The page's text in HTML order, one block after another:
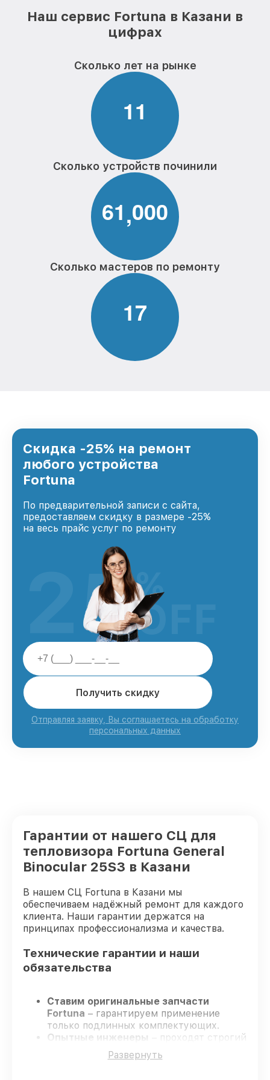
Наш сервис Fortuna в Казани в
цифрах
Сколько лет на рынке
11
Сколько устройств починили
61,000
Сколько мастеров по ремонту
17
Скидка -25% на ремонт
любого устройства
Fortuna
По предварительной записи с сайта,
предоставляем скидку в размере -25%
на весь прайс услуг по ремонту
Получить скидку
Отправляя заявку, Вы соглашаетесь на обработку
персональных данных
25%
OFF
Гарантии от нашего СЦ для
тепловизора Fortuna General
Binocular 25S3 в Казани
В нашем СЦ Fortuna в Казани мы
обеспечиваем надёжный ремонт для каждого
клиента. Наши гарантии держатся на
принципах профессионализма и качества.
Технические гарантии и наши
обязательства
Ставим оригинальные запчасти
Fortuna – гарантируем применение
только подлинных комплектующих.
Опытные инженеры
– проходят строгий
отбор, что обеспечивает надёжную
работу устройства после ремонта.
Развернуть